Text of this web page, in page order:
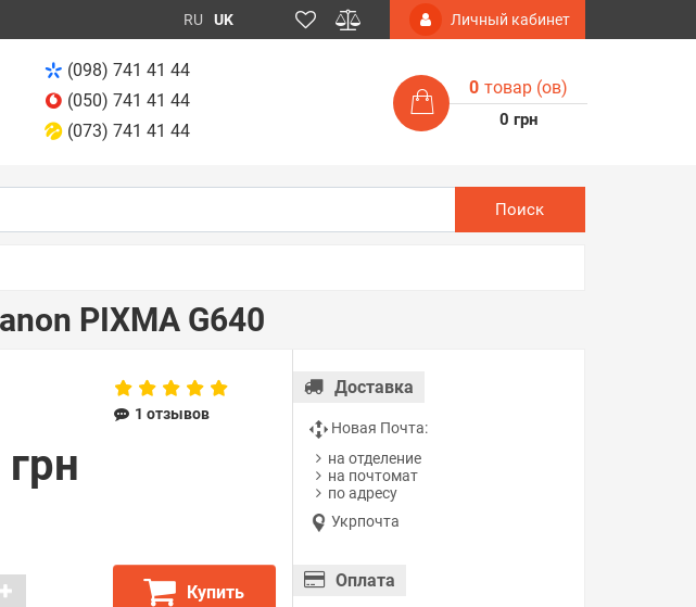
RU UK Личный кабинет
(098) 741 41 44
(050) 741 41 44
(073) 741 41 44
0 товар (ов)
0 грн
Поиск
PIXMA G640
1 отзывов
Купить
Доставка
Новая Почта:
на отделение
на почтомат
по адресу
Укрпочта
Оплата